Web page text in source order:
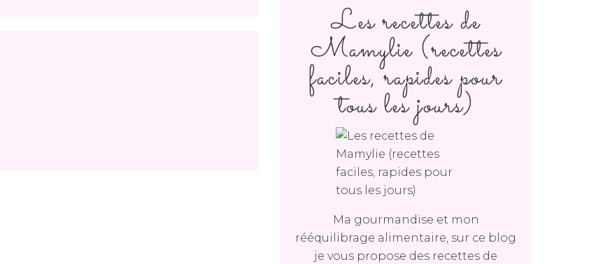
Les recettes de
Mamylie (recettes
faciles, rapides pour
tous les jours)
Ma gourmandise et mon
rééquilibrage alimentaire, sur ce blog
je vous propose des recettes de